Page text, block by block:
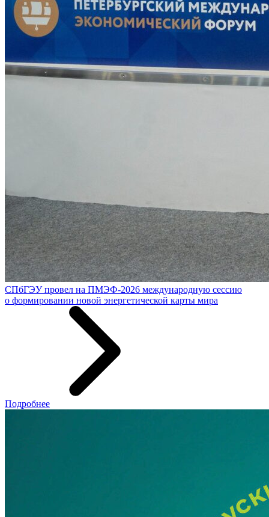
СПбГЭУ провел на ПМЭФ-2026 международную сессию
о формировании новой энергетической карты мира
Подробнее